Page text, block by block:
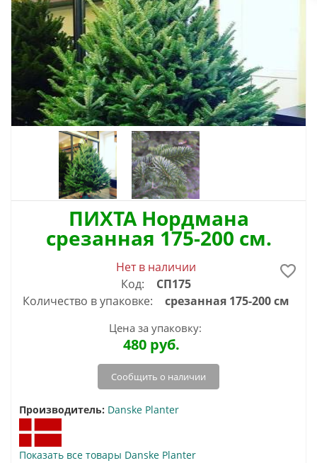
ПИХТА Нордмана
срезанная 175-200 см.
Нет в наличии
Код:
СП175
Количество в упаковке:
срезанная 175-200 см
Цена за упаковку:
480 руб.
Сообщить о наличии
Производитель: Danske Planter
Показать все товары Danske Planter